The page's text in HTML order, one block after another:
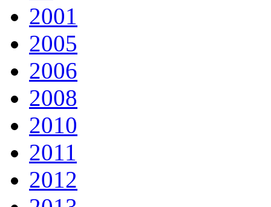
2001
2005
2006
2008
2010
2011
2012